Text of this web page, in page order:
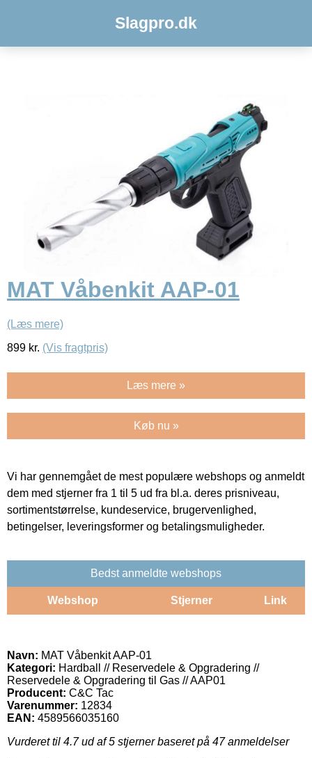
Slagpro.dk
MAT Våbenkit AAP-01
(Læs mere)
899 kr. (Vis fragtpris)
Læs mere »
Køb nu »
Vi har gennemgået de mest populære webshops og anmeldt
dem med stjerner fra 1 til 5 ud fra bl.a. deres prisniveau,
sortimentstørrelse, kundeservice, brugervenlighed,
betingelser, leveringsformer og betalingsmuligheder.
Bedst anmeldte webshops
Webshop Stjerner Link
Navn: MAT Våbenkit AAP-01
Kategori: Hardball // Reservedele & Opgradering //
Reservedele & Opgradering til Gas // AAP01
Producent: C&C Tac
Varenummer: 12834
EAN: 4589566035160
Vurderet til 4.7ud af 5 stjerner baseret på 47anmeldelser